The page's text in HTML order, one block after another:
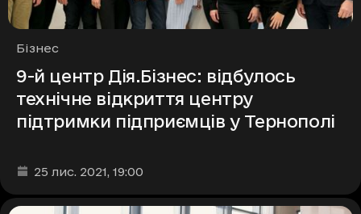
Рубрики
Бізнес
9-й центр Дія.Бізнес: відбулось
технічне відкриття центру
підтримки підприємців у Тернополі
Дата та час публікації
25 лис. 2021, 19:00